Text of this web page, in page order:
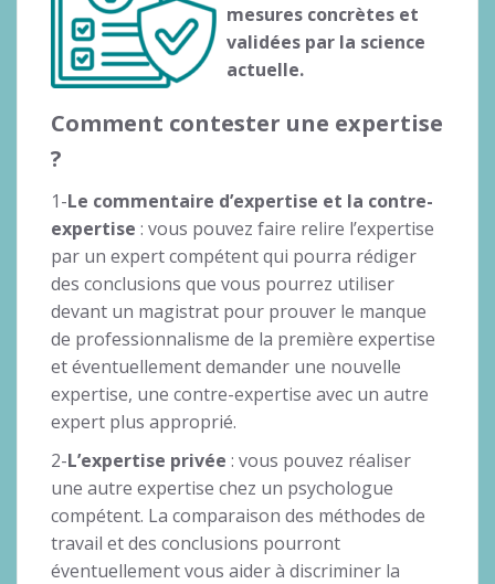
mesures concrètes et
validées par la science
actuelle.
Comment contester une expertise
?
1-Le commentaire d’expertise et la contre-
expertise : vous pouvez faire relire l’expertise
par un expert compétent qui pourra rédiger
des conclusions que vous pourrez utiliser
devant un magistrat pour prouver le manque
de professionnalisme de la première expertise
et éventuellement demander une nouvelle
expertise, une contre-expertise avec un autre
expert plus approprié.
2-L’expertise privée : vous pouvez réaliser
une autre expertise chez un psychologue
compétent. La comparaison des méthodes de
travail et des conclusions pourront
éventuellement vous aider à discriminer la